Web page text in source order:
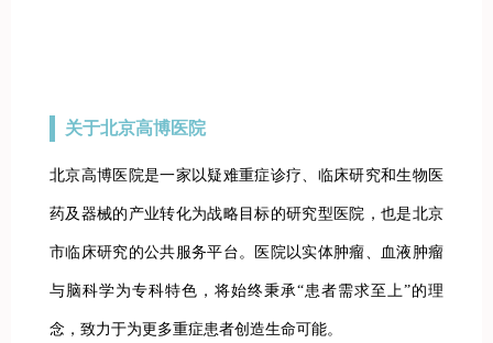
关于北京高博医院
北京高博医院是一家以疑难重症诊疗、临床研究和生物医
药及器械的产业转化为战略目标的研究型医院，也是北京
市临床研究的公共服务平台。医院以实体肿瘤、血液肿瘤
与脑科学为专科特色，将始终秉承“患者需求至上”的理
念，致力于为更多重症患者创造生命可能。